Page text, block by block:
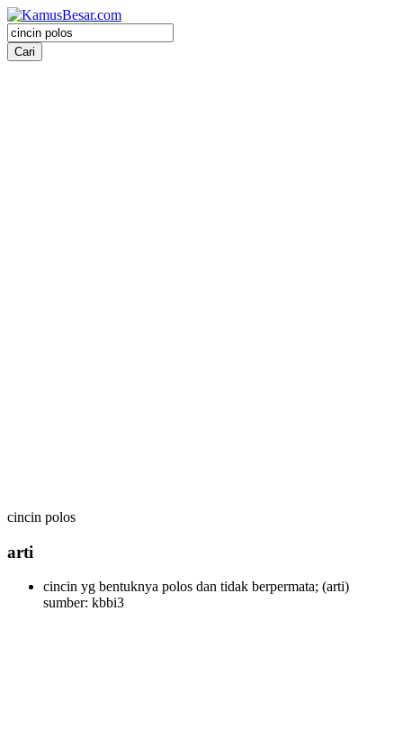
cincin polos
arti
cincin yg bentuknya polos dan tidak berpermata; (arti)
sumber: kbbi3